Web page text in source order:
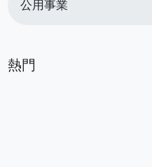
公用事業
熱門